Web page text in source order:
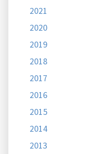
2021
2020
2019
2018
2017
2016
2015
2014
2013